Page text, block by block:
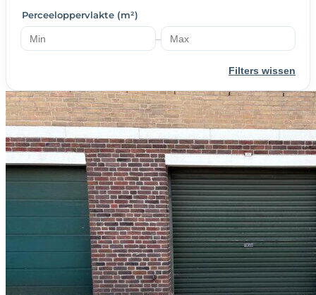
Perceeloppervlakte (m²)
–
Filters wissen